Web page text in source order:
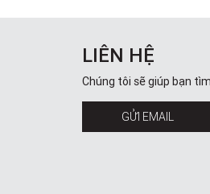
LIÊN HỆ
Chúng tôi sẽ giúp bạn
GỬI EMAIL